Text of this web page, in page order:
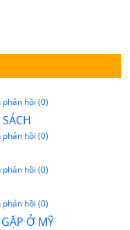
phản hồi (0)
phản hồi (0)
phản hồi (0)
phản hồi (0)
Ở MỸ